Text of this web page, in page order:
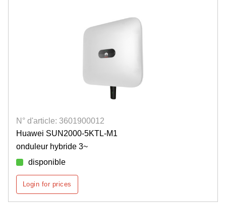
N° d'article: 3601900012
Huawei SUN2000-5KTL-M1
onduleur hybride 3~
disponible
Login for prices